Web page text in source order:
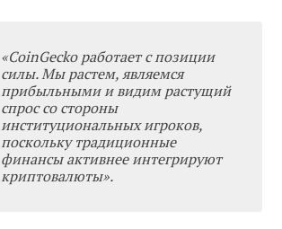
«CoinGecko работает с позиции
силы. Мы растем, являемся
прибыльными и видим растущий
спрос со стороны
институциональных игроков,
поскольку традиционные
финансы активнее интегрируют
криптовалюты».